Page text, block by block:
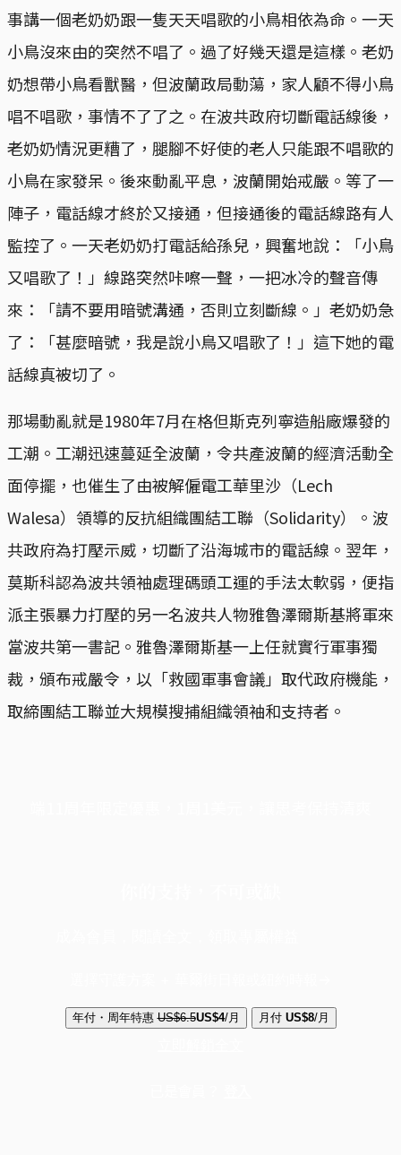
事講一個老奶奶跟一隻天天唱歌的小鳥相依為命。一天
小鳥沒來由的突然不唱了。過了好幾天還是這樣。老奶
奶想帶小鳥看獸醫，但波蘭政局動蕩，家人顧不得小鳥
唱不唱歌，事情不了了之。在波共政府切斷電話線後，
老奶奶情況更糟了，腿腳不好使的老人只能跟不唱歌的
小鳥在家發呆。後來動亂平息，波蘭開始戒嚴。等了一
陣子，電話線才終於又接通，但接通後的電話線路有人
監控了。一天老奶奶打電話給孫兒，興奮地說：「小鳥
又唱歌了！」線路突然咔嚓一聲，一把冰冷的聲音傳
來：「請不要用暗號溝通，否則立刻斷線。」老奶奶急
了：「甚麼暗號，我是說小鳥又唱歌了！」這下她的電
話線真被切了。
那場動亂就是1980年7月在格但斯克列寧造船廠爆發的
工潮。工潮迅速蔓延全波蘭，令共產波蘭的經濟活動全
面停擺，也催生了由被解僱電工華里沙（Lech
Walesa）領導的反抗組織團結工聯（Solidarity）。波
共政府為打壓示威，切斷了沿海城市的電話線。翌年，
莫斯科認為波共領袖處理碼頭工運的手法太軟弱，便指
派主張暴力打壓的另一名波共人物雅魯澤爾斯基將軍來
當波共第一書記。雅魯澤爾斯基一上任就實行軍事獨
裁，頒布戒嚴令，以「救國軍事會議」取代政府機能，
取締團結工聯並大規模搜捕組織領袖和支持者。
年付・周年特惠 US$6.5US$4/月 月付 US$8/月